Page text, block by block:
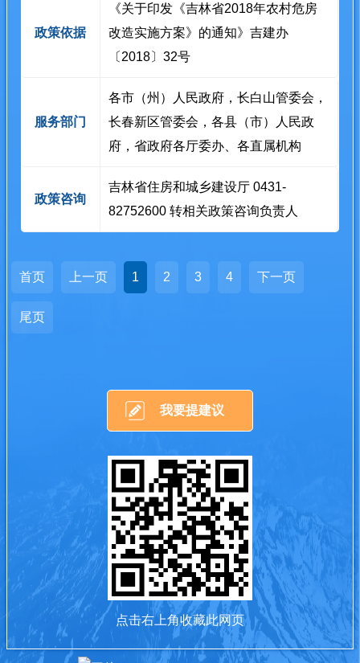
政策依据
《关于印发《吉林省2018年农村危房
改造实施方案》的通知》吉建办
〔2018〕32号
服务部门
各市（州）人民政府，长白山管委会，
长春新区管委会，各县（市）人民政
府，省政府各厅委办、各直属机构
政策咨询
吉林省住房和城乡建设厅 0431-
82752600 转相关政策咨询负责人
首页 上一页 1 2 3 4 下一页
尾页
我要提建议
点击右上角收藏此网页